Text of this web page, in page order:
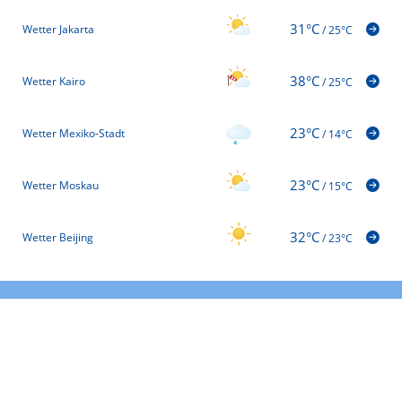
Wetter Jakarta 31°C/25°C
Wetter Kairo 38°C/25°C
Wetter Mexiko-Stadt 23°C/14°C
Wetter Moskau 23°C/15°C
Wetter Beijing 32°C/23°C